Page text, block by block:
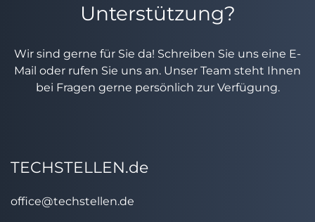
Unterstützung?
Wir sind gerne für Sie da! Schreiben Sie uns eine E-
Mail oder rufen Sie uns an. Unser Team steht Ihnen
bei Fragen gerne persönlich zur Verfügung.
TECHSTELLEN.de
office@techstellen.de